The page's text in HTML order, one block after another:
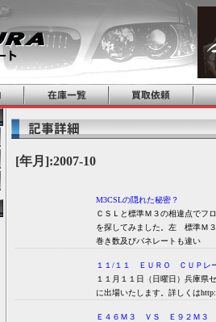
[年月]:2007-10
M3CSLの隠れた秘密？
ＣＳＬと標準Ｍ３の相違点でフ
を探してみました。左
巻き数及びバネレート
１１/１１ ＥＵＲＯ ＣＵＰレ
１１月１１日（日曜日）兵庫県
に出場いたします。詳しくは
Ｅ４６Ｍ３ ＶＳ Ｅ９２Ｍ３